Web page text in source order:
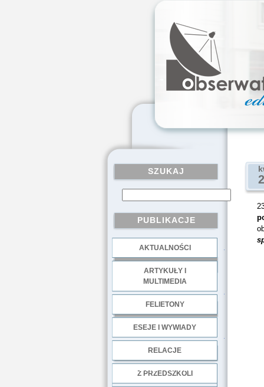
SZUKAJ
PUBLIKACJE
AKTUALNOŚCI
ARTYKUŁY I
MULTIMEDIA
FELIETONY
ESEJE I WYWIADY
RELACJE
Z PRZEDSZKOLI